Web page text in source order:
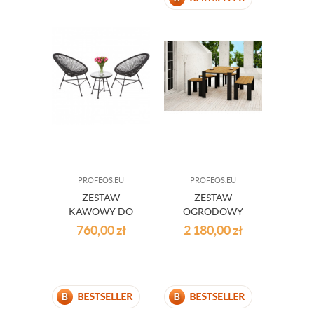
PROFEOS.EU
ZESTAW
KAWOWY DO
OGRODU FUGA
760,00zł
PROFEOS.EU
ZESTAW
OGRODOWY
NORD 180CM
2 180,00zł